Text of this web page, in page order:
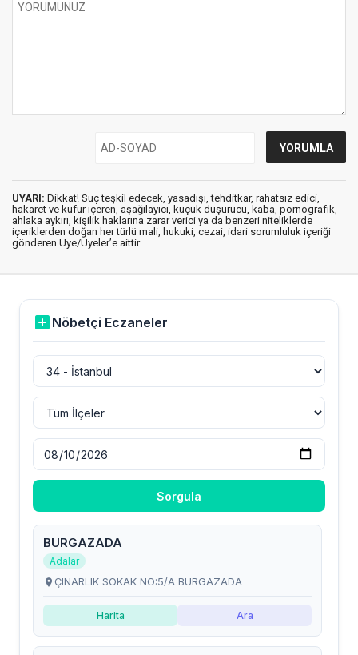
UYARI: Dikkat! Suç teşkil edecek, yasadışı, tehditkar, rahatsız edici,
hakaret ve küfür içeren, aşağılayıcı, küçük düşürücü, kaba, pornografik,
ahlaka aykırı, kişilik haklarına zarar verici ya da benzeri niteliklerde
içeriklerden doğan her türlü mali, hukuki, cezai, idari sorumluluk içeriği
gönderen Üye/Üyeler’e aittir.